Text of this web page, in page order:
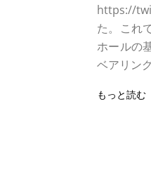
https://
た。これ
ホールの
ベアリン
もっと読む